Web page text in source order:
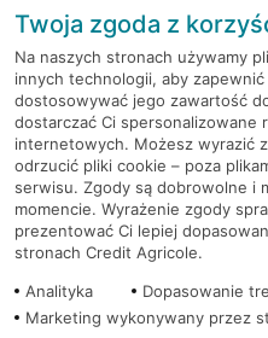
RODO
Regulamin serwisu
Mapa serwisu
PolitykaCookies
Twoja zgoda z
Na naszych stronach używamy
innych technologii, aby zapewnić
dostosowywać jego zawartość
dostarczać Ci spersonalizowane
internetowych. Możesz wyrazić
odrzucić pliki cookie – poza
serwisu. Zgody są dobrowolne i
momencie. Wyrażenie zgody
prezentować Ci lepiej
stronach Credit Agricole.
Analityka
Dopasowanie
Marketing wykonywany przez